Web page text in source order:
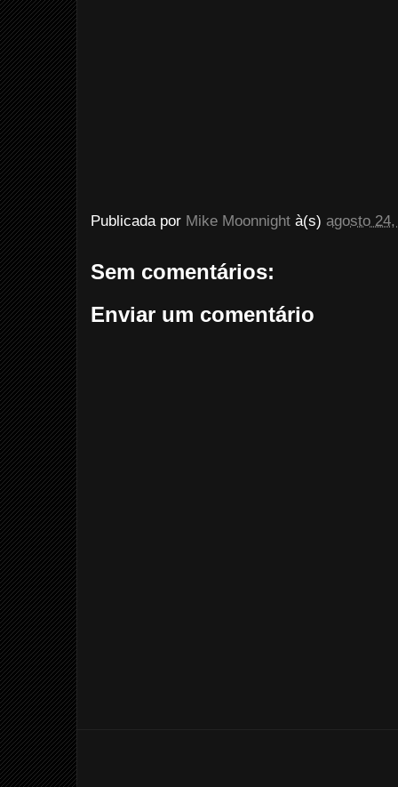
Publicada por Mike Moonnight à(s) agosto
Sem comentários:
Enviar um comentário